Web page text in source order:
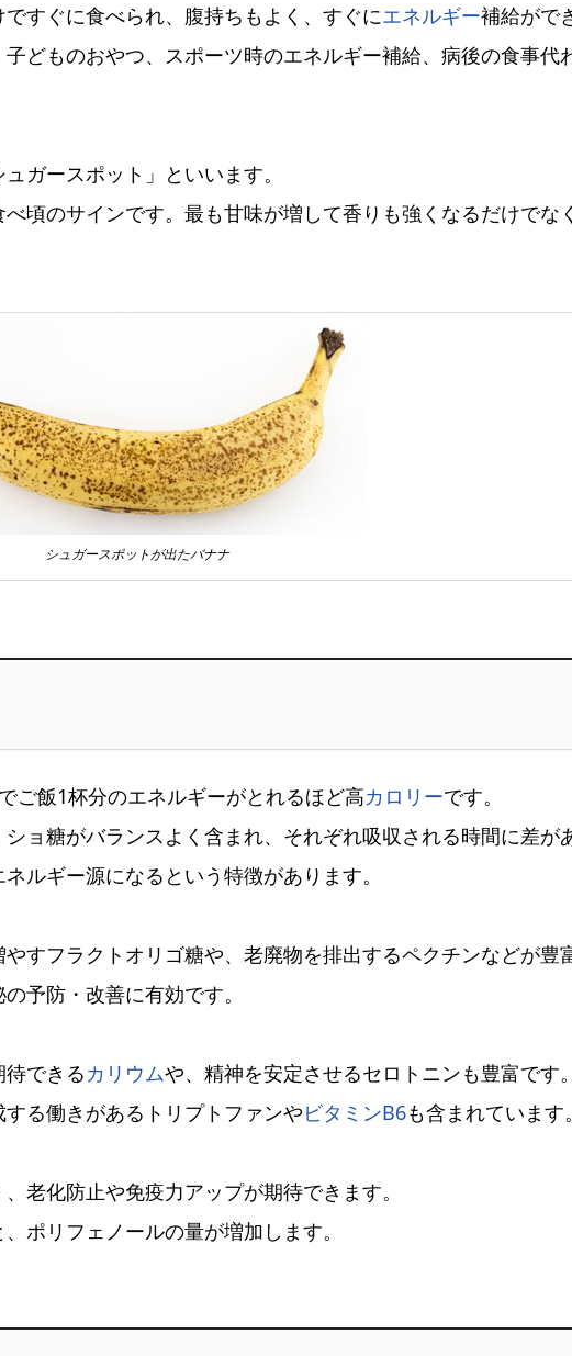
すぐに食べられ、腹持ちもよく、すぐにエネルギー補給がで
どものおやつ、スポーツ時のエネルギー補給、病後の食事代
ガースポット」といいます。
頃のサインです。最も甘味が増して香りも強くなるだけでな
シュガースポットが出たバナナ
ご飯1杯分のエネルギーがとれるほど高カロリーです。
ョ糖がバランスよく含まれ、それぞれ吸収される時間に差が
ルギー源になるという特徴があります。
すフラクトオリゴ糖や、老廃物を排出するペクチンなどが豊
予防・改善に有効です。
できるカリウムや、精神を安定させるセロトニンも豊富です
る働きがあるトリプトファンやビタミンB6も含まれています
老化防止や免疫力アップが期待できます。
ポリフェノールの量が増加します。